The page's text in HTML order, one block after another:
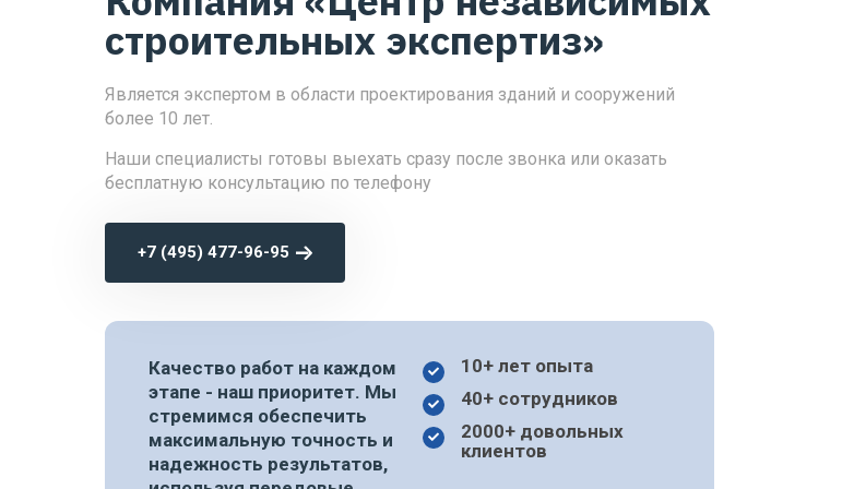
Проектирование рекламных конструкций
Проектирование складов хранения
Разработка АГО в Московской области
Разработка проектной и рабочей документации
строительных экспертиз»
Является экспертом в области проектирования зданий и сооружений
более 10 лет.
Наши специалисты готовы выехать сразу после звонка или оказать
бесплатную консультацию по телефону
+7 (495) 477-96-95
Качество работ на каждом
этапе - наш приоритет. Мы
стремимся обеспечить
максимальную точность и
надежность результатов,
10+ лет опыта
40+ сотрудников
2000+ довольных
клиентов